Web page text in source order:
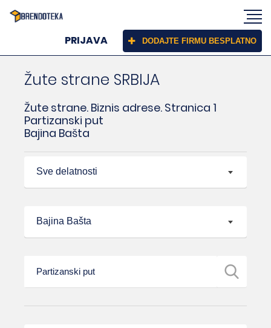
PRIJAVA DODAJTE FIRMU BESPLATNO
Žute strane SRBIJA
Žute strane. Biznis adrese. Stranica 1
Partizanski put
Bajina Bašta
Sve delatnosti
Bajina Bašta